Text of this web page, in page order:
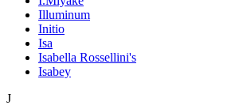
Illuminum
Initio
Isa
Isabella Rossellini's
Isabey
J